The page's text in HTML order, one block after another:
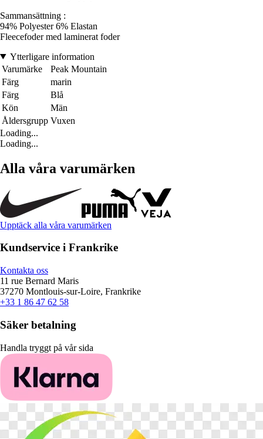
Sammansättning :
94% Polyester 6% Elastan
Fleecefoder med laminerat foder
Ytterligare information
Varumärke
Peak Mountain
Färg
marin
Färg
Blå
Kön
Män
Åldersgrupp Vuxen
Loading...
Loading...
Alla våra varumärken
Upptäck alla våra varumärken
Kundservice i Frankrike
Kontakta oss
11 rue Bernard Maris
37270 Montlouis-sur-Loire, Frankrike
+33 1 86 47 62 58
Säker betalning
Handla tryggt på vår sida